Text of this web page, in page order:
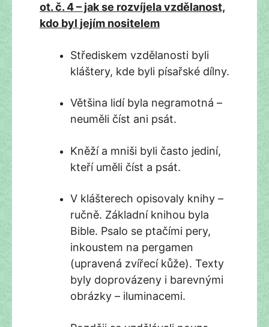
ot. č. 4 – jak se rozvíjela vzdělanost,
kdo byl jejím nositelem
Střediskem vzdělanosti byli
kláštery, kde byli písařské dílny.
Většina lidí byla negramotná –
neuměli číst ani psát.
Kněží a mniši byli často jediní,
kteří uměli číst a psát.
V klášterech opisovaly knihy –
ručně. Základní knihou byla
Bible. Psalo se ptačími pery,
inkoustem na pergamen
(upravená zvířecí kůže). Texty
byly doprovázeny i barevnými
obrázky – iluminacemi.